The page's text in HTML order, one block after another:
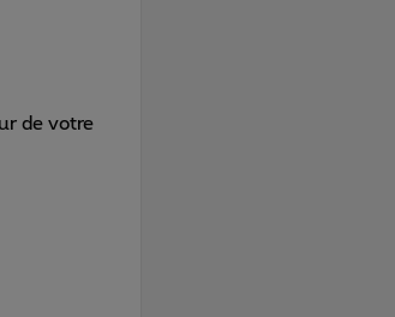
de votre